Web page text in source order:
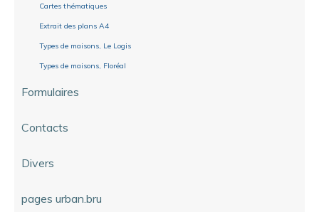
Cartes thématiques
Extrait des plans A4
Types de maisons, Le Logis
Types de maisons, Floréal
Formulaires
Contacts
Divers
pages urban.bru